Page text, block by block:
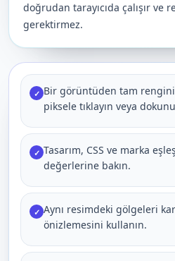
doğrudan tarayıcıda çalışır ve
gerektirmez.
✓ Bir görüntüden tam
piksele tıklayın veya
✓ Tasarım, CSS ve marka
değerlerine bakın.
✓ Aynı resimdeki gölgeleri
önizlemesini kullanın.